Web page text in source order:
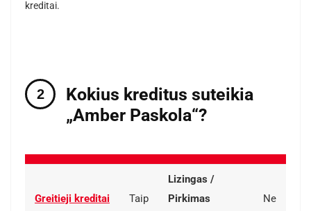
kreditai.
Kokius kreditus suteikia
„Amber Paskola“?
Greitieji kreditai Taip
Lizingas /
Pirkimas
Ne